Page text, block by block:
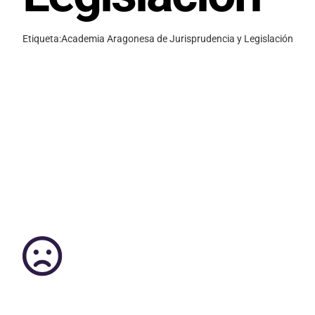
Etiqueta:Academia Aragonesa de Jurisprudencia y Legislación